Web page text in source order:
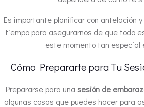
Es importante planificar con antelación
tiempo para asegurarnos de que todo
este momento tan especial
Cómo Prepararte para Tu
Prepararse para una sesión de
algunas cosas que puedes hacer para